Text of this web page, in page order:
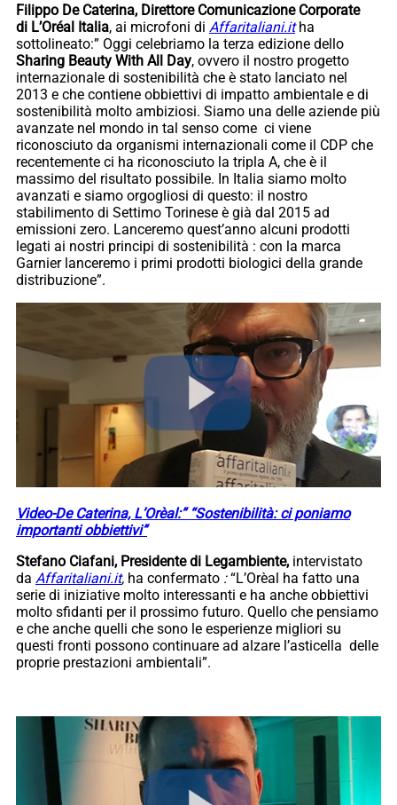
Filippo De Caterina, Direttore Comunicazione Corporate
di L’Oréal Italia, ai microfoni di Affaritaliani.it ha
sottolineato:” Oggi celebriamo la terza edizione dello
Sharing Beauty With All Day, ovvero il nostro progetto
internazionale di sostenibilità che è stato lanciato nel
2013 e che contiene obbiettivi di impatto ambientale e di
sostenibilità molto ambiziosi. Siamo una delle aziende più
avanzate nel mondo in tal senso come ci viene
riconosciuto da organismi internazionali come il CDP che
recentemente ci ha riconosciuto la tripla A, che è il
massimo del risultato possibile. In Italia siamo molto
avanzati e siamo orgogliosi di questo: il nostro
stabilimento di Settimo Torinese è già dal 2015 ad
emissioni zero. Lanceremo quest’anno alcuni prodotti
legati ai nostri principi di sostenibilità : con la marca
Garnier lanceremo i primi prodotti biologici della grande
distribuzione”.
Video-De Caterina, L’Orèal:” “Sostenibilità: ci poniamo
importanti obbiettivi”
Stefano Ciafani, Presidente di Legambiente, intervistato
da Affaritaliani.it, ha confermato :“L’Orèal ha fatto una
serie di iniziative molto interessanti e ha anche obbiettivi
molto sfidanti per il prossimo futuro. Quello che pensiamo
e che anche quelli che sono le esperienze migliori su
questi fronti possono continuare ad alzare l’asticella delle
proprie prestazioni ambientali”.